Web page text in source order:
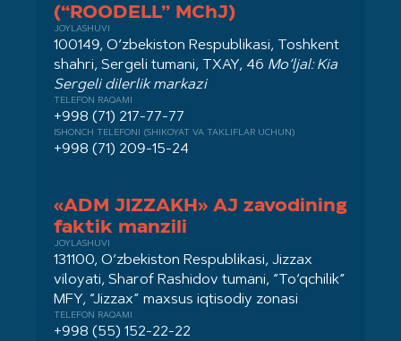
(“ROODELL” MChJ)
JOYLASHUVI
100149, O‘zbekiston Respublikasi, Toshkent
shahri, Sergeli tumani, TXAY, 46 Mo‘ljal: Kia
Sergeli dilerlik markazi
TELEFON RAQAMI
+998 (71) 217-77-77
ISHONCH TELEFONI (SHIKOYAT VA TAKLIFLAR UCHUN)
+998 (71) 209-15-24
«ADM JIZZAKH» AJ zavodining
faktik manzili
JOYLASHUVI
131100, O‘zbekiston Respublikasi, Jizzax
viloyati, Sharof Rashidov tumani, “To‘qchilik”
MFY, “Jizzax” maxsus iqtisodiy zonasi
TELEFON RAQAMI
+998 (55) 152-22-22